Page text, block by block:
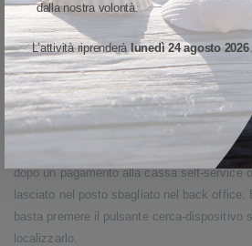
dalla nostra volontà.
L’attività riprenderàlunedì 24 agosto 2026.
Strumenti anti-smarrimento per
interruzioni operative
Con il sistema Virtual Tether di Zebra, la
personale quando un dispositivo risulta
scollegato dalla culla per un periodo
scanner cordless finisca inavvertitamente
dopo un pagamento alla cassa self-service
lasciato nel posto sbagliato nel back office.
basta premere il pulsante cerca-dispositivo
localizzarlo.